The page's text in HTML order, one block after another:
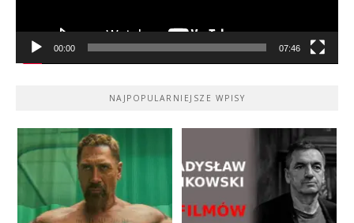
00:00 07:46
NAJPOPULARNIEJSZE WPISY